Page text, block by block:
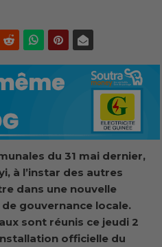
du 31 mai dernier,
à l’instar des autres
dans une nouvelle
gouvernance locale.
sont réunis ce jeudi 2
officielle du